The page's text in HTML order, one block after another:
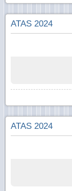
ATAS 2024
ATAS 2024